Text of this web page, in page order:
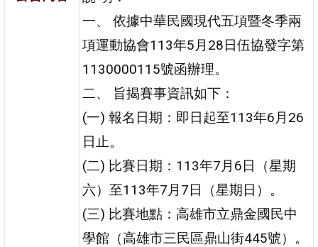
一、 依據中華民國現代五項暨冬季兩
項運動協會113年5月28日伍協發字第
1130000115號函辦理。
二、 旨揭賽事資訊如下：
(一) 報名日期：即日起至113年6月26
日止。
(二) 比賽日期：113年7月6日（星期
六）至113年7月7日（星期日）。
(三) 比賽地點：高雄市立鼎金國民中
學館（高雄市三民區鼎山街445號）。